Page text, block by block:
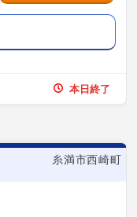
本日終了
糸満市西崎町